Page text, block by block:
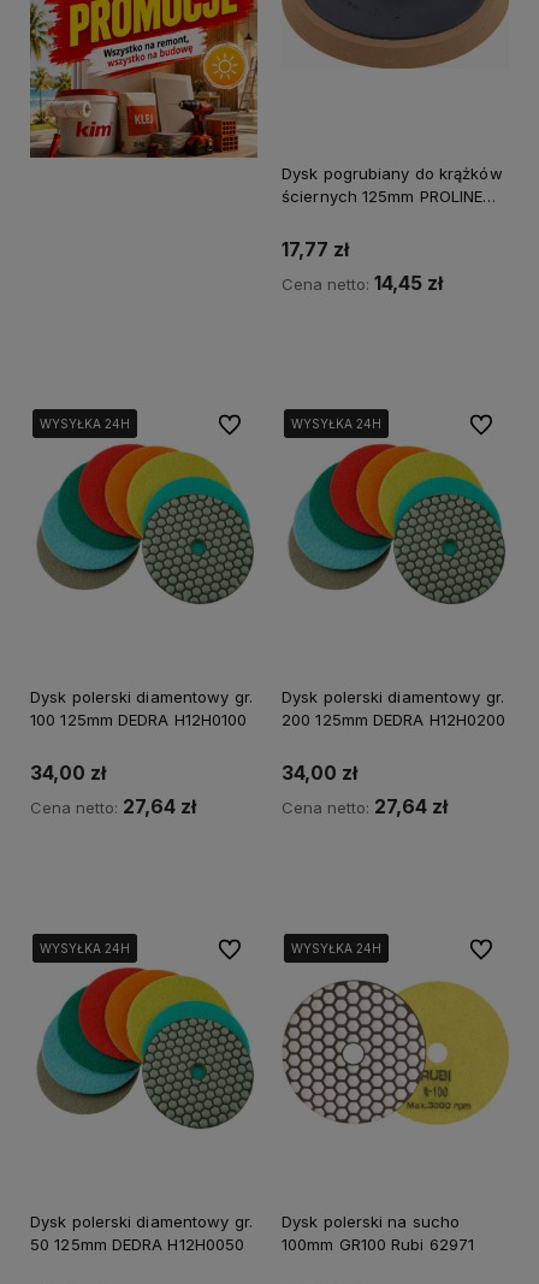
Dysk pogrubiany do krążków
ściernych 125mm PROLINE
17,77 zł
Cena netto: 14,45 zł
WYSYŁKA 24H
WYSYŁKA 24H
WYSYŁKA 24H
Dysk polerski diamentowy gr.
100 125mm DEDRA H12H0100
34,00 zł
Cena netto: 27,64 zł
Do ulubionychWYSYŁKA 24H
WYSYŁKA 24H
WYSYŁKA 24H
Dysk polerski diamentowy gr.
200 125mm DEDRA H12H0200
34,00 zł
Cena netto: 27,64 zł
Do
WYSYŁKA 24H
WYSYŁKA 24H
WYSYŁKA 24H
WYSYŁKA 24H
Dysk polerski diamentowy gr.
50 125mm DEDRA H12H0050
Do ulubionychWYSYŁKA 24H
WYSYŁKA 24H
WYSYŁKA 24H
WYSYŁKA 24H
Dysk polerski na sucho
100mm GR100 Rubi 62971
Do